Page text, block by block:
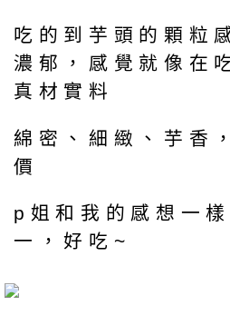
吃的到芋頭的顆粒
濃郁，感覺就像在
真材實料
綿密、細緻、芋香
價
p姐和我的感想一
一，好吃~